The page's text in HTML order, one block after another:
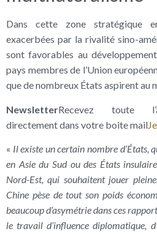
Dans cette zone stratégique
exacerbées par la rivalité sino-
sont favorables au
pays membres de l’Union
que de nombreux États aspirent au
NewsletterRecevez toute
directement dans votre boite mail
« Il existe un certain nombre d’États,
en Asie du Sud ou des États
Nord-Est, qui souhaitent jouer
Chine pèse de tout son poids
beaucoup d’asymétrie dans ces
le travail d’influence diplomatique,